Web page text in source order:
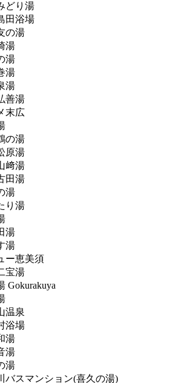
どり湯
田浴場
の湯
湯
湯
湯
湯
善湯
末広
の湯
原湯
﨑湯
田湯
湯
り湯
湯
湯
ー恵美須
宝湯
Gokurakuya
温泉
浴場
湯
湯
湯
バスマンション(喜久の湯)